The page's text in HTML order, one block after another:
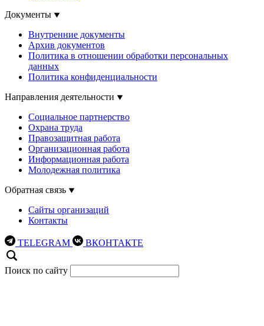
Документы
Внутренние документы
Архив документов
Политика в отношении обработки персональных
данных
Политика конфиденциальности
Направления деятельности
Социальное партнерство
Охрана труда
Правозащитная работа
Организационная работа
Информационная работа
Молодежная политика
Обратная связь
Сайты организаций
Контакты
TELEGRAM ВКОНТАКТЕ
Поиск по сайту